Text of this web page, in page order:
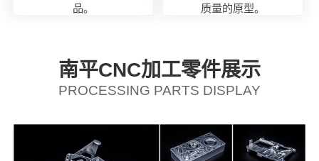
品。
质量的原型。
南平CNC加工零件展示
PROCESSING PARTS DISPLAY